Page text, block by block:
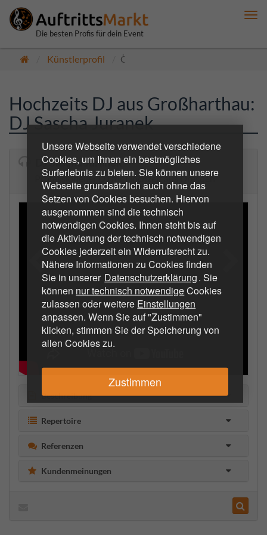
Unsere Webseite verwendet verschiedene
Cookies, um Ihnen ein bestmögliches
Surferlebnis zu bieten. Sie können unsere
Webseite grundsätzlich auch ohne das
Setzen von Cookies besuchen. Hiervon
ausgenommen sind die technisch
notwendigen Cookies. Ihnen steht bis auf
die Aktivierung der technisch notwendigen
Cookies jederzeit ein Widerrufsrecht zu.
Nähere Informationen zu Cookies finden
Sie in unserer Datenschutzerklärung. Sie
können nur technisch notwendigeCookies
zulassen oder weitere Einstellungen
anpassen. Wenn Sie auf "Zustimmen"
klicken, stimmen Sie der Speicherung von
allen Cookies zu.
Zustimmen
Die besten Profis für dein Event
Künstlerprofil Öffentlich
Hochzeits DJ aus Großharthau:
DJ Sascha Juranek
DJ Sascha Juranek
Professioneller DJ für Hochzeit aus Dresden
Beschreibung
Repertoire
Referenzen
Kundenmeinungen